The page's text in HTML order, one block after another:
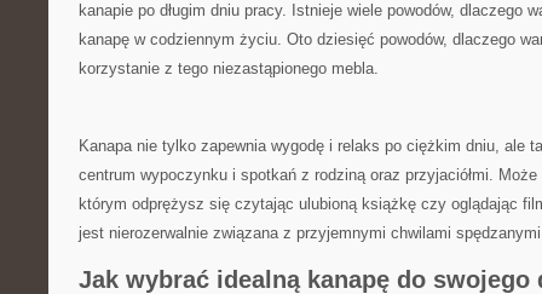
kanapie po długim dniu pracy. Istnieje wiele powodów, dlaczego
kanapę w codziennym życiu. Oto dziesięć powodów, dlaczego
korzystanie z tego niezastąpionego mebla.
Kanapa nie tylko zapewnia wygodę i relaks po ciężkim‌ dniu, ale
centrum wypoczynku i spotkań z rodziną oraz przyjaciółmi.
którym odprężysz się czytając ulubioną książkę czy oglądając
jest nierozerwalnie związana z przyjemnymi chwilami
Jak wybrać idealną kanapę do swojego